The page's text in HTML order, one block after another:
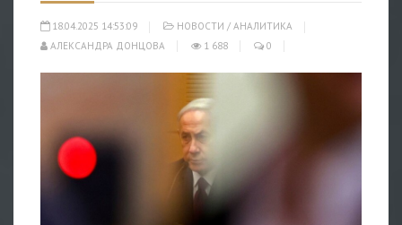
18.04.2025 14:53:09 НОВОСТИ / АНАЛИТИКА
АЛЕКСАНДРА ДОНЦОВА
1 688 0